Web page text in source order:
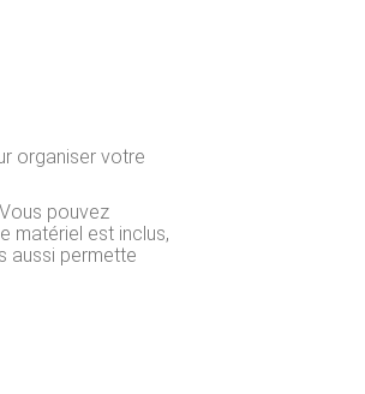
organiser votre
pouvez
matériel est inclus,
aussi permette